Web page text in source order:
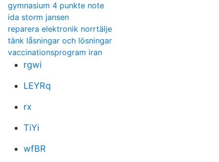
gymnasium 4 punkte note
ida storm jansen
reparera elektronik norrtälje
tänk låsningar och lösningar
vaccinationsprogram iran
rgwi
LEYRq
rx
TiYi
wfBR